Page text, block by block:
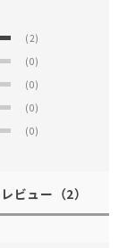
(2)
(0)
(0)
(0)
(0)
ビュー （2）